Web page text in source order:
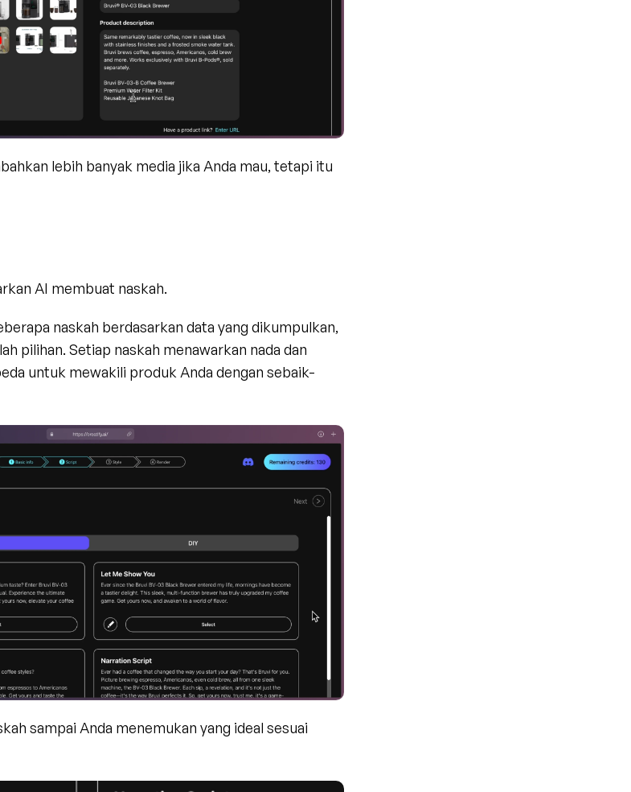
lebih banyak media jika Anda mau, tetapi itu
AI membuat naskah.
naskah berdasarkan data yang dikumpulkan,
pilihan. Setiap naskah menawarkan nada dan
untuk mewakili produk Anda dengan sebaik-
sampai Anda menemukan yang ideal sesuai